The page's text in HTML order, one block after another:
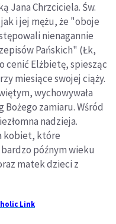
Jana Chrzciciela. Św.
i jej mężu, że "oboje
nienagannie
Pańskich" (Łk,
cenić Elżbietę, spiesząc
miesiące swojej ciąży.
wychowywała
Bożego zamiaru. Wśród
nadzieja.
kobiet, które
późnym wieku
matek dzieci z
Link